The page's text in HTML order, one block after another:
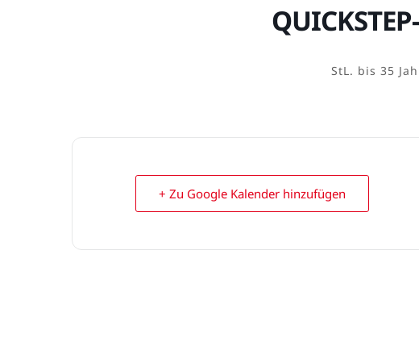
StL. bis 35
+ Zu Google Kalender hinzufügen